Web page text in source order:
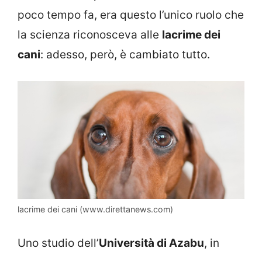
poco tempo fa, era questo l’unico ruolo che
la scienza riconosceva alle lacrime dei
cani: adesso, però, è cambiato tutto.
lacrime dei cani (www.direttanews.com)
Uno studio dell’Università di Azabu, in